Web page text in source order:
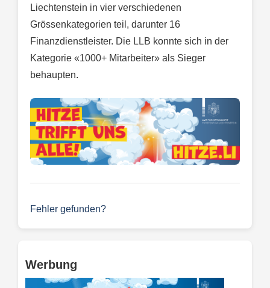
Liechtenstein in vier verschiedenen
Grössenkategorien teil, darunter 16
Finanzdienstleister. Die LLB konnte sich in der
Kategorie «1000+ Mitarbeiter» als Sieger
behaupten.
Fehler gefunden?
Werbung